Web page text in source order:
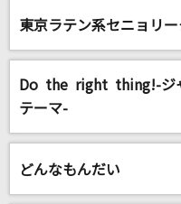
東京ラテン系セニョリー
Do the right thing!-ジ
テーマ-
どんなもんだい